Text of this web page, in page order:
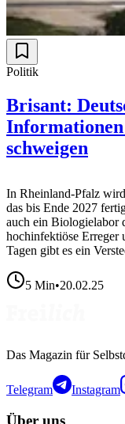
Politik
Brisant:
schweigen
In Rheinland-Pfalz
das bis Ende 2027
auch ein Biologielabor
hochinfektiöse Erreger
Tagen gibt es ein
5 Min•20.02.25
Das Magazin für
Telegram Instagram
Über uns